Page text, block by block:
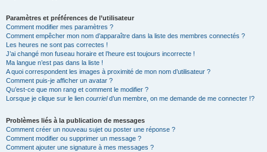
Paramètres et préférences de l’utilisateur
Comment modifier mes paramètres ?
Comment empêcher mon nom d’apparaître dans la liste des membres connectés ?
Les heures ne sont pas correctes !
J’ai changé mon fuseau horaire et l’heure est toujours incorrecte !
Ma langue n’est pas dans la liste !
A quoi correspondent les images à proximité de mon nom d’utilisateur ?
Comment puis-je afficher un avatar ?
Qu’est-ce que mon rang et comment le modifier ?
Lorsque je clique sur le lien courrield’un membre, on me demande de me connecter !?
Problèmes liés à la publication de messages
Comment créer un nouveau sujet ou poster une réponse ?
Comment modifier ou supprimer un message ?
Comment ajouter une signature à mes messages ?